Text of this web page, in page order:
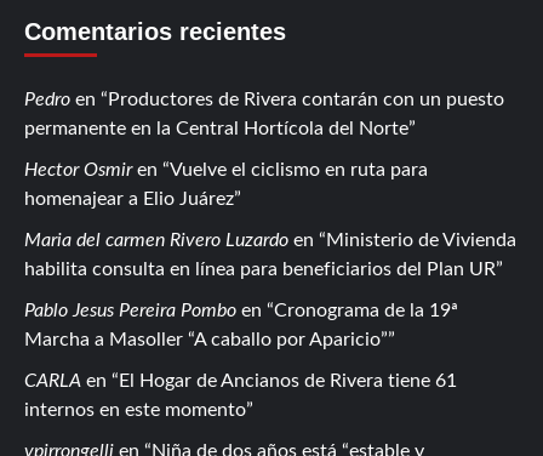
Comentarios recientes
Pedro en
Productores de Rivera contarán con un puesto
permanente en la Central Hortícola del Norte
Hector Osmiren
Vuelve el ciclismo en ruta para
homenajear a Elio Juárez
Maria del carmen Rivero Luzardo en
Ministerio de Vivienda
habilita consulta en línea para beneficiarios del Plan UR
Pablo Jesus Pereira Pombo en
Cronograma de la 19ª
Marcha a Masoller “A caballo por Aparicio”
CARLA en
El Hogar de Ancianos de Rivera tiene 61
internos en este momento
vpirrongelli en Niña de dos años está “estable y